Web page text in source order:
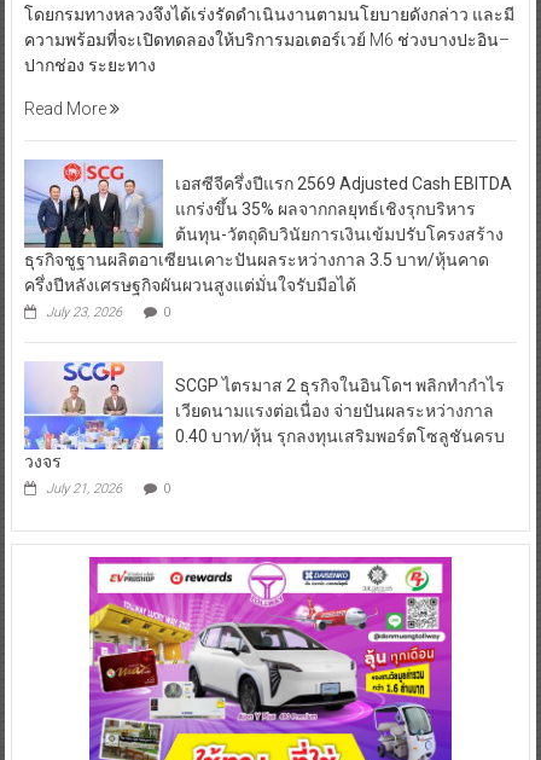
โดยกรมทางหลวงจึงได้เร่งรัดดำเนินงานตามนโยบายดังกล่าว และมี
ความพร้อมที่จะเปิดทดลองให้บริการมอเตอร์เวย์ M6 ช่วงบางปะอิน–
ปากช่อง ระยะทาง
Read More
เอสซีจีครึ่งปีแรก 2569 Adjusted Cash EBITDA
แกร่งขึ้น 35% ผลจากกลยุทธ์เชิงรุกบริหาร
ต้นทุน-วัตถุดิบวินัยการเงินเข้มปรับโครงสร้าง
ธุรกิจชูฐานผลิตอาเซียนเคาะปันผลระหว่างกาล 3.5 บาท/หุ้นคาด
ครึ่งปีหลังเศรษฐกิจผันผวนสูงแต่มั่นใจรับมือได้
July 23, 2026 0
SCGP ไตรมาส 2 ธุรกิจในอินโดฯ พลิกทำกำไร
เวียดนามแรงต่อเนื่อง จ่ายปันผลระหว่างกาล
0.40 บาท/หุ้น รุกลงทุนเสริมพอร์ตโซลูชันครบ
วงจร
July 21, 2026 0